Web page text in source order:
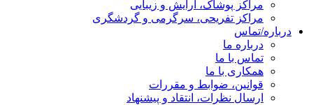
مراکز پوشاک، آرایش و زیبایی
مراکز تفریحی، سرگرمی و گردشگری
درباره/تماس
درباره ما
تماس با ما
همکاری با ما
قوانین، ضوابط و مقررات
ارسال نظرات، انتقاد و پیشنهاد